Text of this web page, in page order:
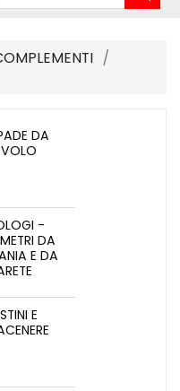
DA
-
DA
E DA
E